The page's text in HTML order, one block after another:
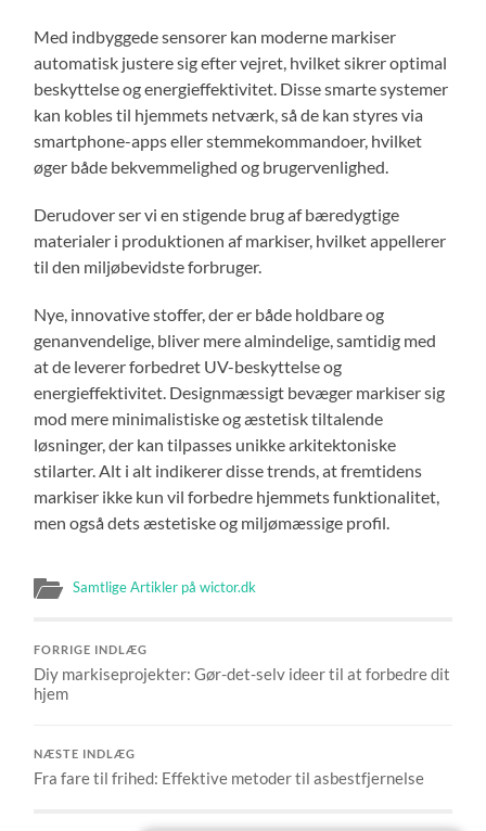
Med indbyggede sensorer kan moderne markiser
automatisk justere sig efter vejret, hvilket sikrer optimal
beskyttelse og energieffektivitet. Disse smarte systemer
kan kobles til hjemmets netværk, så de kan styres via
smartphone-apps eller stemmekommandoer, hvilket
øger både bekvemmelighed og brugervenlighed.
Derudover ser vi en stigende brug af bæredygtige
materialer i produktionen af markiser, hvilket appellerer
til den miljøbevidste forbruger.
Nye, innovative stoffer, der er både holdbare og
genanvendelige, bliver mere almindelige, samtidig med
at de leverer forbedret UV-beskyttelse og
energieffektivitet. Designmæssigt bevæger markiser sig
mod mere minimalistiske og æstetisk tiltalende
løsninger, der kan tilpasses unikke arkitektoniske
stilarter. Alt i alt indikerer disse trends, at fremtidens
markiser ikke kun vil forbedre hjemmets funktionalitet,
men også dets æstetiske og miljømæssige profil.
Samtlige Artikler på wictor.dk
FORRIGE INDLÆG
Diy markiseprojekter: Gør-det-selv ideer til at forbedre dit
hjem
NÆSTE INDLÆG
Fra fare til frihed: Effektive metoder til asbestfjernelse